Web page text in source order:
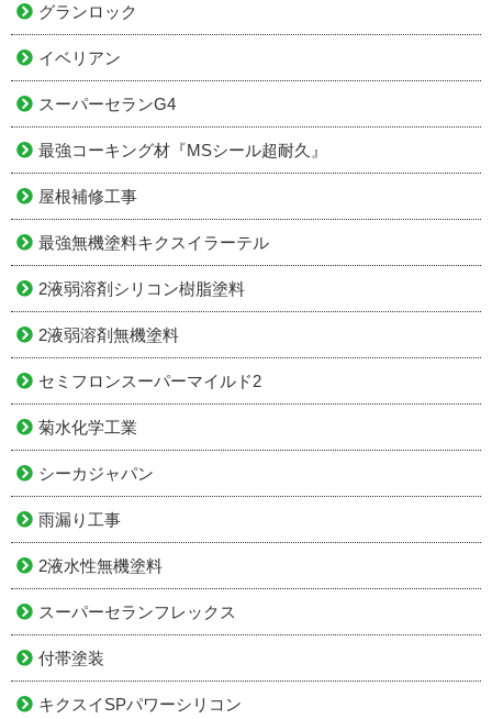
グランロック
イベリアン
スーパーセランG4
最強コーキング材『MSシール超耐久』
屋根補修工事
最強無機塗料キクスイラーテル
2液弱溶剤シリコン樹脂塗料
2液弱溶剤無機塗料
セミフロンスーパーマイルド2
菊水化学工業
シーカジャパン
雨漏り工事
2液水性無機塗料
スーパーセランフレックス
付帯塗装
キクスイSPパワーシリコン